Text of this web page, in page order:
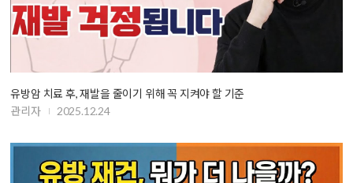
유방암 치료 후, 재발을 줄이기 위해 꼭 지켜야 할 기준
관리자
2025.12.24